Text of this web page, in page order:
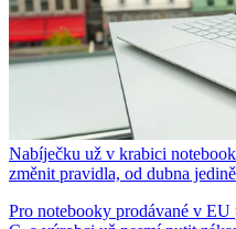
Nabíječku už v krabici
změnit pravidla, od dubna
Pro notebooky prodávané v